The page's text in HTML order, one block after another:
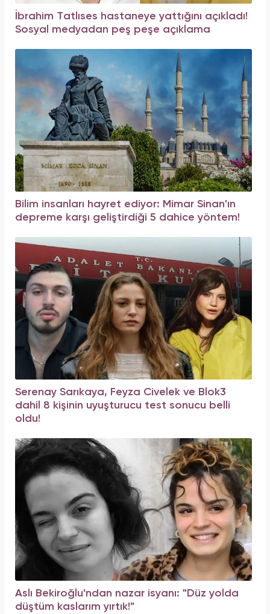
İbrahim Tatlıses hastaneye yattığını açıkladı!
Sosyal medyadan peş peşe açıklama
Bilim insanları hayret ediyor: Mimar Sinan'ın
depreme karşı geliştirdiği 5 dahice yöntem!
Serenay Sarıkaya, Feyza Civelek ve Blok3
dahil 8 kişinin uyuşturucu test sonucu belli
oldu!
Aslı Bekiroğlu'ndan nazar isyanı: "Düz yolda
düştüm kaslarım yırtık!"